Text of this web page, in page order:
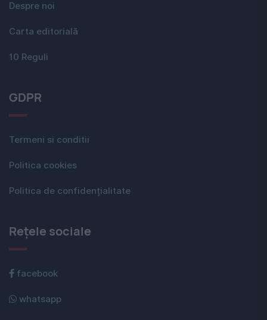
Despre noi
Carta editorială
10 Reguli
GDPR
Termeni si conditii
Politica cookies
Politica de confidențialitate
Rețele sociale
facebook
whatsapp